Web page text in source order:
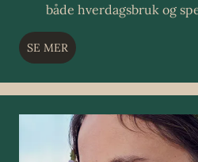
både hverdagsbruk og
SE MER